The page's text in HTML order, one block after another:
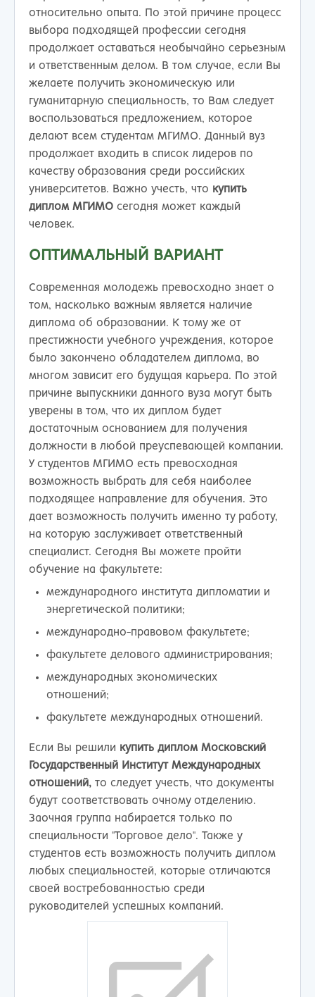
относительно опыта. По этой причине процесс
выбора подходящей профессии сегодня
продолжает оставаться необычайно серьезным
и ответственным делом. В том случае, если Вы
желаете получить экономическую или
гуманитарную специальность, то Вам следует
воспользоваться предложением, которое
делают всем студентам МГИМО. Данный вуз
продолжает входить в список лидеров по
качеству образования среди российских
университетов. Важно учесть, что купить
диплом МГИМО сегодня может каждый
человек.
ОПТИМАЛЬНЫЙ ВАРИАНТ
Современная молодежь превосходно знает о
том, насколько важным является наличие
диплома об образовании. К тому же от
престижности учебного учреждения, которое
было закончено обладателем диплома, во
многом зависит его будущая карьера. По этой
причине выпускники данного вуза могут быть
уверены в том, что их диплом будет
достаточным основанием для получения
должности в любой преуспевающей компании.
У студентов МГИМО есть превосходная
возможность выбрать для себя наиболее
подходящее направление для обучения. Это
дает возможность получить именно ту работу,
на которую заслуживает ответственный
специалист. Сегодня Вы можете пройти
обучение на факультете:
международного института дипломатии и
энергетической политики;
международно-правовом факультете;
факультете делового администрирования;
международных экономических
отношений;
факультете международных отношений.
Если Вы решили купить диплом Московский
Государственный Институт Международных
отношений, то следует учесть, что документы
будут соответствовать очному отделению.
Заочная группа набирается только по
специальности "Торговое дело". Также у
студентов есть возможность получить диплом
любых специальностей, которые отличаются
своей востребованностью среди
руководителей успешных компаний.